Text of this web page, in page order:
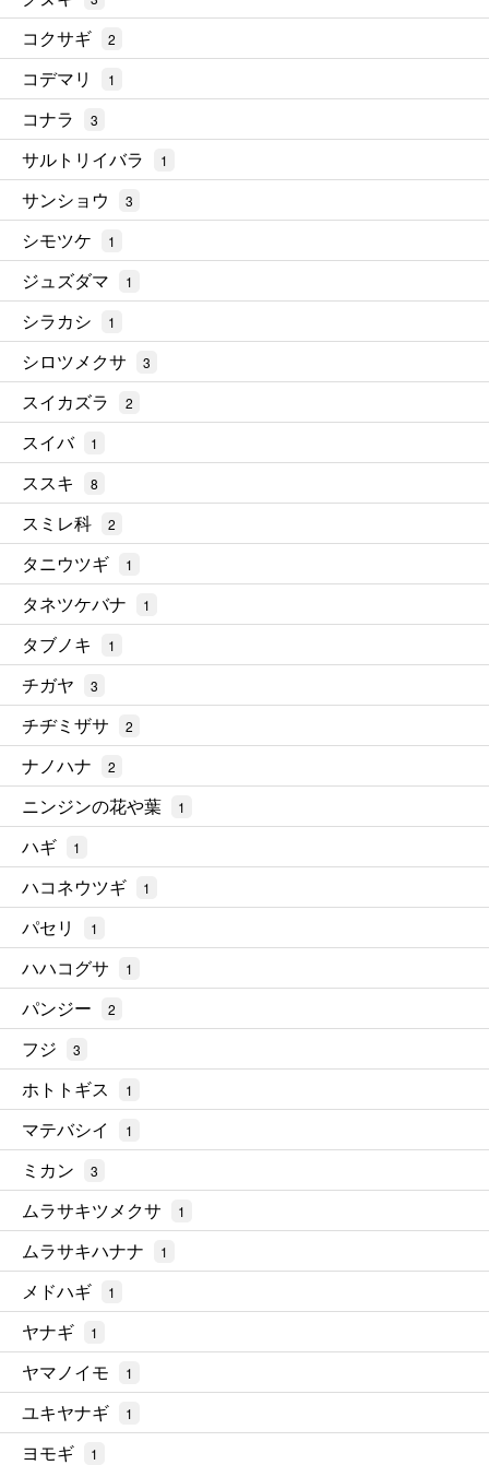
コクサギ 2
コデマリ 1
コナラ 3
サルトリイバラ 1
サンショウ 3
シモツケ 1
ジュズダマ 1
シラカシ 1
シロツメクサ 3
スイカズラ 2
スイバ 1
ススキ 8
スミレ科 2
タニウツギ 1
タネツケバナ 1
タブノキ 1
チガヤ 3
チヂミザサ 2
ナノハナ 2
ニンジンの花や葉 1
ハギ 1
ハコネウツギ 1
パセリ 1
ハハコグサ 1
パンジー 2
フジ 3
ホトトギス 1
マテバシイ 1
ミカン 3
ムラサキツメクサ 1
ムラサキハナナ 1
メドハギ 1
ヤナギ 1
ヤマノイモ 1
ユキヤナギ 1
ヨモギ 1